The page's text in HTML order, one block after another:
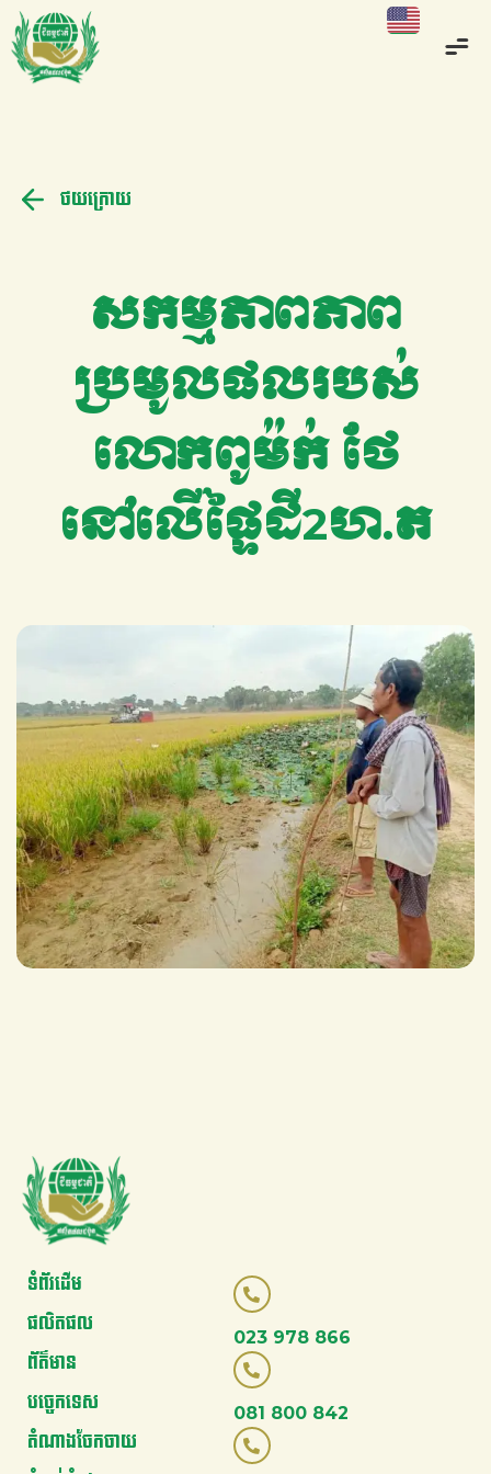
ថយក្រោយ
សកម្មភាពភាព
ប្រមូលផលរបស់
លោកពូម៉ក់ ថែ
នៅលើផ្ទៃដី2ហ.ត
ទំព័រដើម
ផលិតផល
ព័ត៌មាន
បច្ចេកទេស
តំណាងចែកចាយ
023 978 866
081 800 842